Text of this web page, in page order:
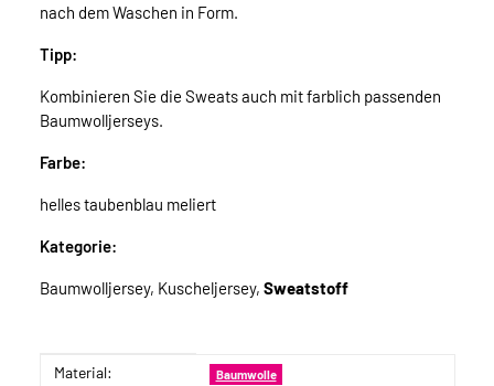
nach dem Waschen in Form.
Tipp:
Kombinieren Sie die Sweats auch mit farblich passenden
Baumwolljerseys.
Farbe:
helles taubenblau meliert
Kategorie:
Baumwolljersey, Kuscheljersey, Sweatstoff
Produkteigenschaft
Wert
Material: Baumwolle